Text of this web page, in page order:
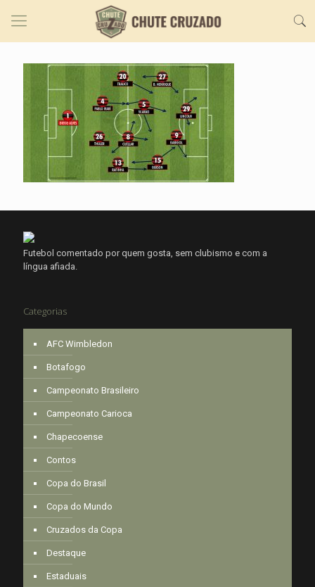
Futebol comentado por quem gosta, sem clubismo e com a
língua afiada.
Categorias
AFC Wimbledon
Botafogo
Campeonato Brasileiro
Campeonato Carioca
Chapecoense
Contos
Copa do Brasil
Copa do Mundo
Cruzados da Copa
Destaque
Estaduais